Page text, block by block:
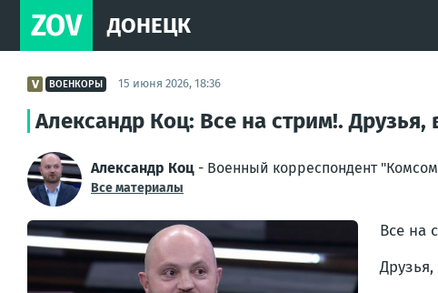
ZOV ДОНЕЦК
ВОЕНКОРЫ 15 июня 2026, 18:36
Александр Коц: Все на стрим!.
Александр Коц - Военный корреспондент
Все материалы
Все на